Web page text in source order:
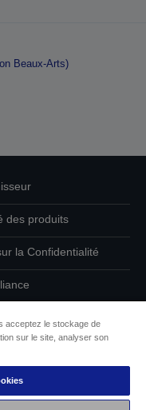
Beaux-Arts)
des produits
la Confidentialité
l’accessibilité
acceptez le stockage de
sur le site, analyser son